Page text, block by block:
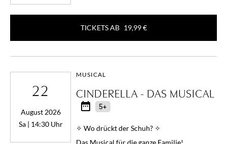
TICKETS AB 19,99 €
22
August 2026
Sa | 14:30 Uhr
MUSICAL
CINDERELLA - DAS MUSICAL
5+
✧ Wo drückt der Schuh? ✧
Das Musical für die ganze Familie!